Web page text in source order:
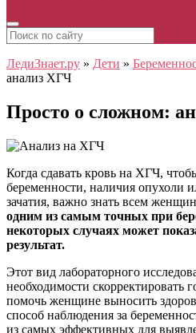
ЛедиЗнает.ру » Дети »
анализ ХГЧ
Просто о сложном:
Когда сдавать кровь на ХГЧ,
беременности, наличия опухоли
зачатия, важно знать всем
одним из самым точных при
некоторых случаях может
результат.
Этот вид лабораторного
необходимости скорректировать
помочь женщине выносить
способ наблюдения за
из самых эффективных для